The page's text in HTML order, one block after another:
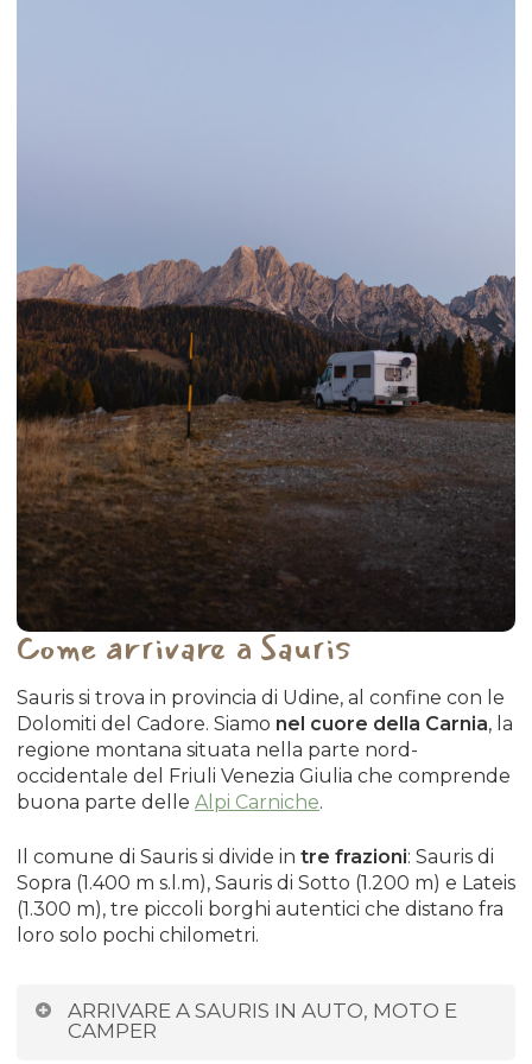
Come arrivare a Sauris
Sauris si trova in provincia di Udine, al confine con le
Dolomiti del Cadore. Siamo nel cuore della Carnia, la
regione montana situata nella parte nord-
occidentale del Friuli Venezia Giulia che comprende
buona parte delle Alpi Carniche.
Il comune di Sauris si divide in tre frazioni: Sauris di
Sopra (1.400 m s.l.m), Sauris di Sotto (1.200 m) e Lateis
(1.300 m), tre piccoli borghi autentici che distano fra
loro solo pochi chilometri.
ARRIVARE A SAURIS IN AUTO, MOTO E
CAMPER